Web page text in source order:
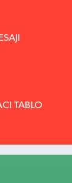
TABLO